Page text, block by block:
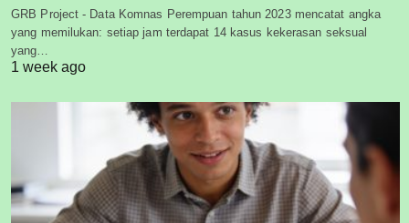
GRB Project - Data Komnas Perempuan tahun 2023 mencatat angka
yang memilukan: setiap jam terdapat 14 kasus kekerasan seksual
yang…
1 week ago